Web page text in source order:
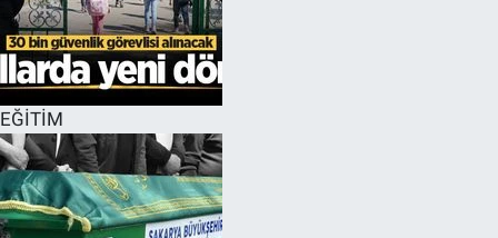
EĞİTİM
EĞİTİM
MAGAZİN
ÖZEL HABER
HALK54 PANORAMA